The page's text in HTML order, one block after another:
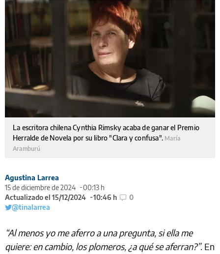
La escritora chilena Cynthia Rimsky acaba de ganar el Premio
Herralde de Novela por su libro "Clara y confusa". María
Aramburú
Agustina Larrea
15 de diciembre de 2024
00:13 h
Actualizado el 15/12/2024
10:46 h
0
@tinalarrea
“Al menos yo me aferro a una pregunta, si ella me
quiere: en cambio, los plomeros, ¿a qué se aferran?”. En